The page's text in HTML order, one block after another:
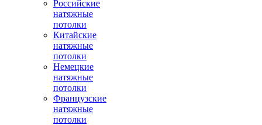
Российские
натяжные
потолки
Китайские
натяжные
потолки
Немецкие
натяжные
потолки
Французские
натяжные
потолки